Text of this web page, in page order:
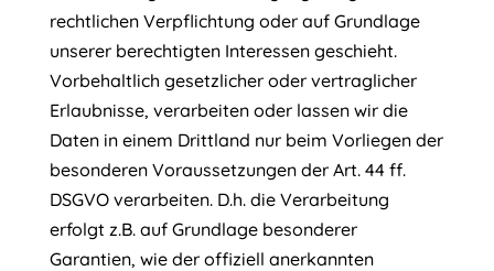
rechtlichen Verpflichtung oder auf Grundlage
unserer berechtigten Interessen geschieht.
Vorbehaltlich gesetzlicher oder vertraglicher
Erlaubnisse, verarbeiten oder lassen wir die
Daten in einem Drittland nur beim Vorliegen der
besonderen Voraussetzungen der Art. 44 ff.
DSGVO verarbeiten. D.h. die Verarbeitung
erfolgt z.B. auf Grundlage besonderer
Garantien, wie der offiziell anerkannten